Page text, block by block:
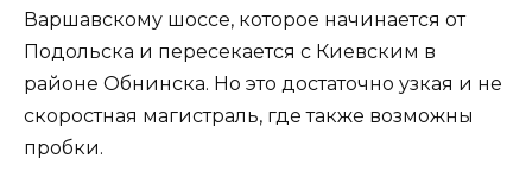
Варшавскому шоссе, которое начинается от
Подольска и пересекается с Киевским в
районе Обнинска. Но это достаточно узкая и не
скоростная магистраль, где также возможны
пробки.